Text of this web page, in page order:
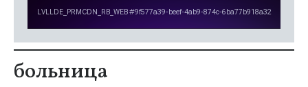
больница